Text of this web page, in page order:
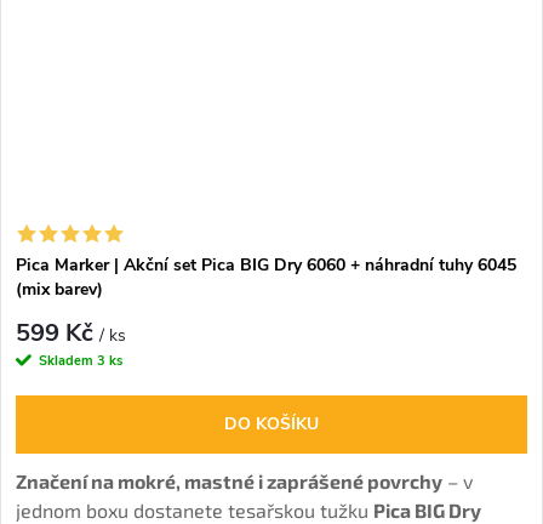
Pica Marker | Akční set Pica BIG Dry 6060 + náhradní tuhy 6045
(mix barev)
599 Kč/ ks
Skladem 3 ks
DO KOŠÍKU
Značení na mokré, mastné i zaprášené povrchy – v
jednom boxu dostanete tesařskou tužku Pica BIG Dry